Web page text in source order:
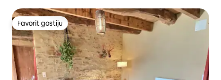
Favorit gostiju
Favorit gostiju